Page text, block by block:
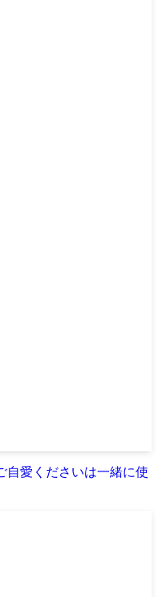
自愛くださいは一緒に使